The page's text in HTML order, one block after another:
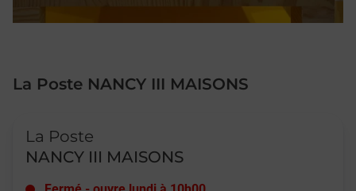
La Poste NANCY III MAISONS
La Poste
NANCY III MAISONS